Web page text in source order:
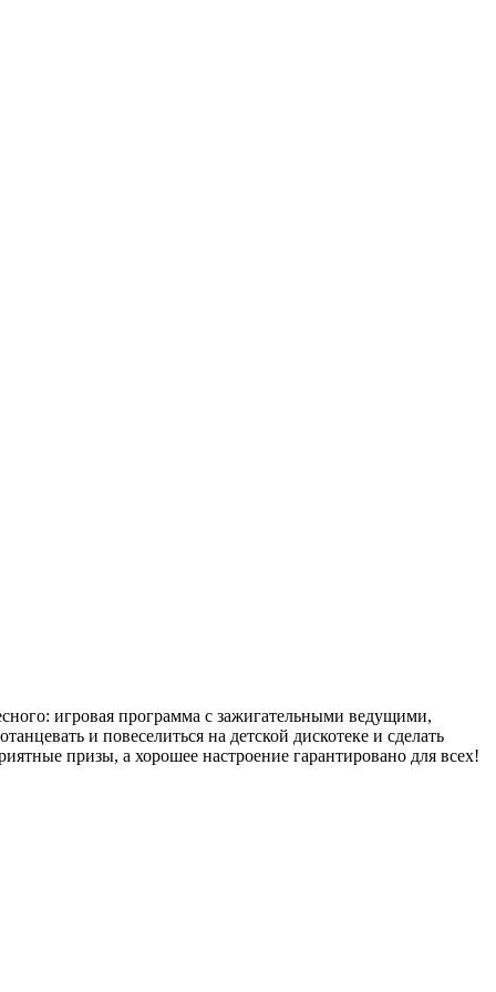
игровая программа с зажигательными ведущими,
и повеселиться на детской дискотеке и сделать
призы, а хорошее настроение гарантировано для всех!